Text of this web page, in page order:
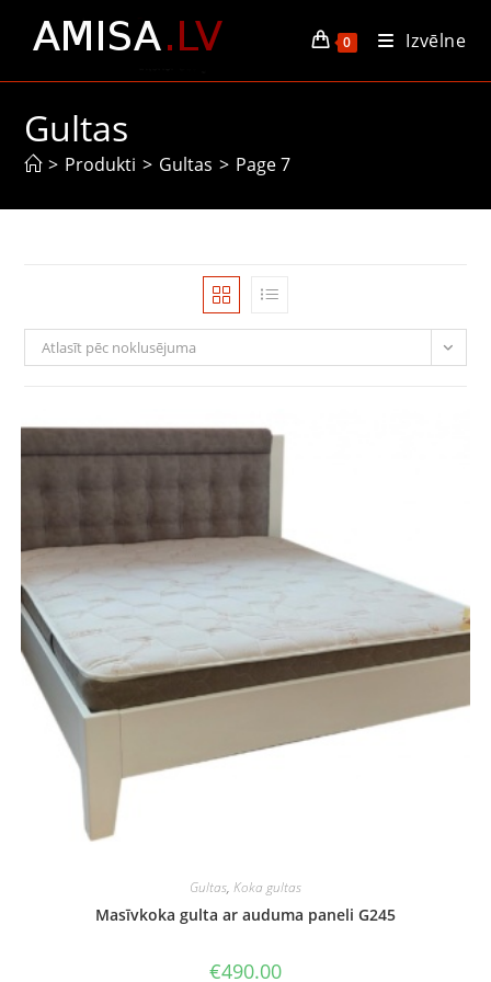
0 Izvēlne
Gultas
> Produkti > Gultas > Page 7
Atlasīt pēc noklusējuma
Gultas, Koka gultas
Masīvkoka gulta ar auduma paneli G245
€490.00